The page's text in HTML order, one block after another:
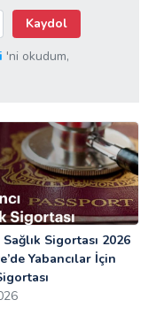
Kaydol
'ni okudum,
Sağlık Sigortası 2026
Yabancılar İçin